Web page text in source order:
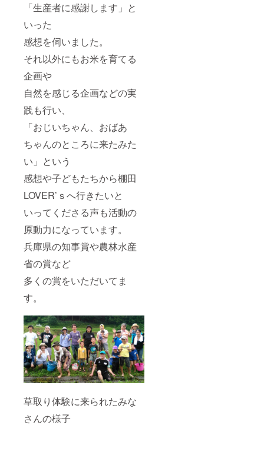
「生産者に感謝します」と
いった
感想を伺いました。
それ以外にもお米を育てる
企画や
自然を感じる企画などの実
践も行い、
「おじいちゃん、おばあ
ちゃんのところに来たみた
い」という
感想や子どもたちから棚田
LOVER’ｓへ行きたいと
いってくださる声も活動の
原動力になっています。
兵庫県の知事賞や農林水産
省の賞など
多くの賞をいただいてま
す。
草取り体験に来られたみな
さんの様子